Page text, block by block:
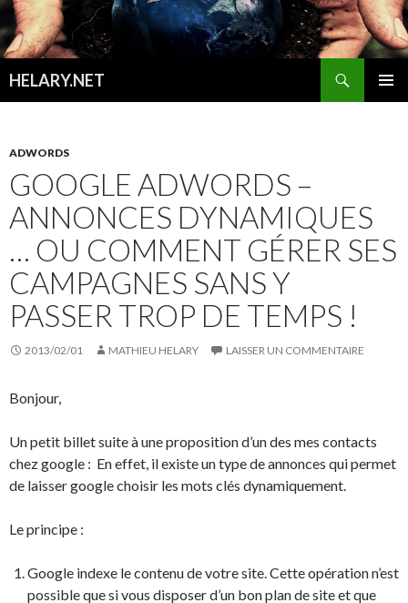
HELARY.NET
ADWORDS
GOOGLE ADWORDS –
ANNONCES DYNAMIQUES
… OU COMMENT GÉRER SES
CAMPAGNES SANS Y
PASSER TROP DE TEMPS !
2013/02/01 MATHIEU HELARY LAISSER UN COMMENTAIRE
Bonjour,
Un petit billet suite à une proposition d’un des mes contacts
chez google : En effet, il existe un type de annonces qui permet
de laisser google choisir les mots clés dynamiquement.
Le principe :
Google indexe le contenu de votre site. Cette opération n’est
possible que si vous disposer d’un bon plan de site et que